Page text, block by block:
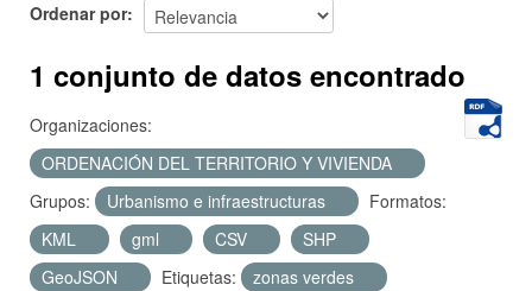
Acerca de
Ordenar por
1 conjunto de datos encontrado
Organizaciones:
ORDENACIÓN DEL TERRITORIO Y VIVIENDA
Grupos:
Urbanismo e infraestructuras
Formatos:
KML
gml CSV
SHP
GeoJSON
Etiquetas:
zonas verdes